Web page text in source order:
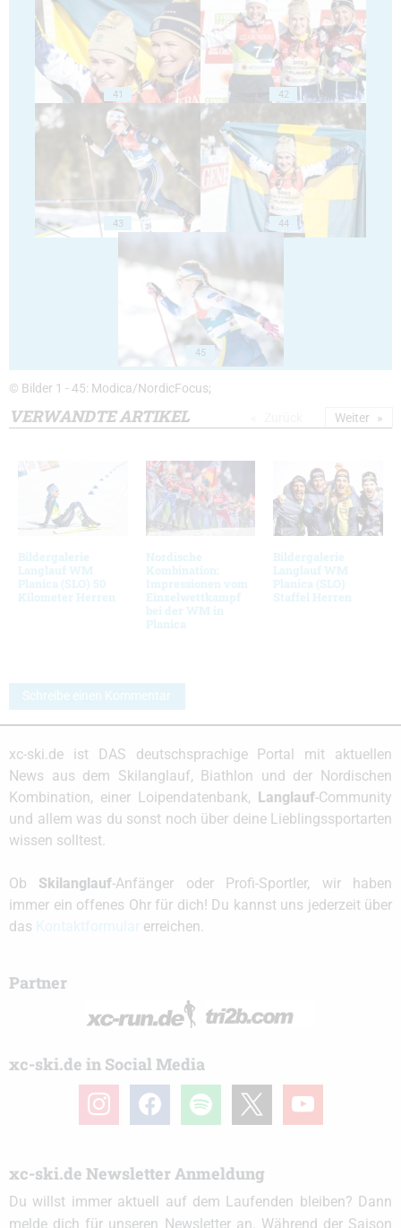
41 42
43 44
45
© Bilder 1 - 45: Modica/NordicFocus;
VERWANDTE ARTIKEL
Bildergalerie
Langlauf WM
Planica (SLO) 50
Kilometer Herren
Nordische
Kombination:
Impressionen vom
Einzelwettkampf
bei der WM in
Planica
Bildergalerie
Langlauf WM
Planica (SLO)
Staffel Herren
Weiter
Schreibe einen Kommentar
xc-ski.de ist DAS deutschsprachige Portal mit aktuellen
News aus dem Skilanglauf, Biathlon und der Nordischen
Kombination, einer Loipendatenbank,
Langlauf-Community
und allem was du sonst noch über deine Lieblingssportarten
wissen solltest.
Ob Skilanglauf-Anfänger oder Profi-Sportler, wir haben
immer ein offenes Ohr für dich! Du kannst uns jederzeit über
das
erreichen.
Partner
xc-ski.de in Social Media
instagramfacebook spotify youtube
xc-ski.de Newsletter Anmeldung
Du willst immer aktuell auf dem Laufenden bleiben? Dann
melde dich für unseren Newsletter an. Während der Saison